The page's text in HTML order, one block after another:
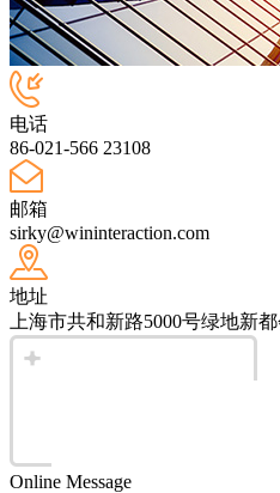
电话
86-021-566 23108
邮箱
sirky@wininteraction.com
地址
上海市共和新路5000号绿地新
Online Message